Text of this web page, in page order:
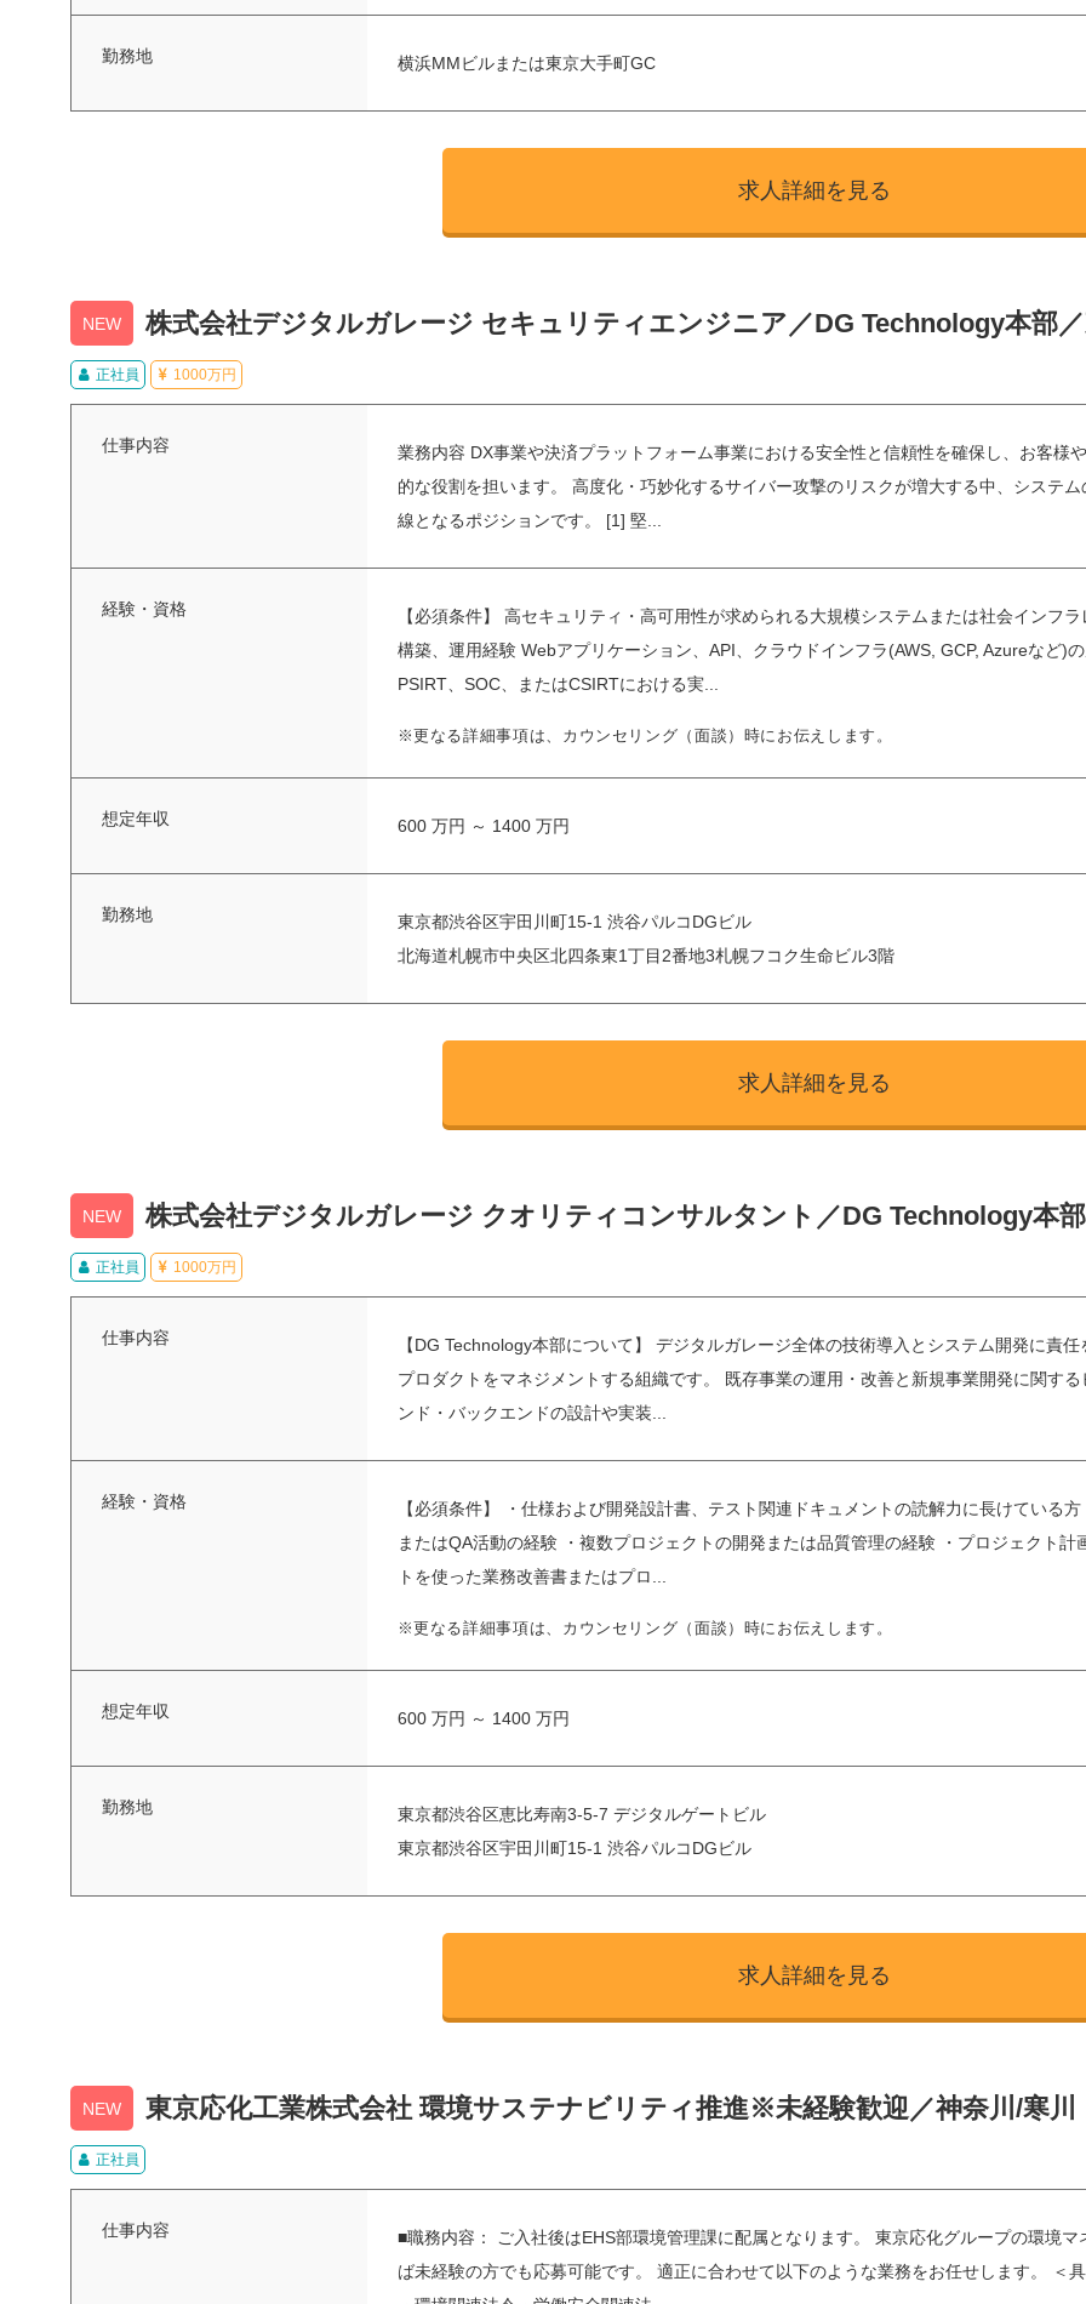
勤務地 横浜MMビルまたは東京大手町GC
求人詳細を見る
NEW 株式会社デジタルガレージ セキュリティエンジニア／DG Technology本部
正社員 1000万円
仕事内容
業務内容 DX事業や決済プラットフォーム事業における安全性と信頼性を確保し、お客様
的な役割を担います。 高度化・巧妙化するサイバー攻撃のリスクが増大する中、システ
線となるポジションです。 [1] 堅...
経験・資格
【必須条件】 高セキュリティ・高可用性が求められる大規模システムまたは社会インフ
構築、運用経験 Webアプリケーション、API、クラウドインフラ(AWS, GCP, Azureなど)
PSIRT、SOC、またはCSIRTにおける実...
※更なる詳細事項は、カウンセリング（面談）時にお伝えします。
想定年収 600 万円 ～ 1400 万円
勤務地
東京都渋谷区宇田川町15-1 渋谷パルコDGビル
北海道札幌市中央区北四条東1丁目2番地3札幌フコク生命ビル3階
求人詳細を見る
NEW 株式会社デジタルガレージ クオリティコンサルタント／DG Technology本
正社員 1000万円
仕事内容
【DG Technology本部について】 デジタルガレージ全体の技術導入とシステム開発に責
プロダクトをマネジメントする組織です。 既存事業の運用・改善と新規事業開発に関す
ンド・バックエンドの設計や実装...
経験・資格
【必須条件】 ・仕様および開発設計書、テスト関連ドキュメントの読解力に長けている
またはQA活動の経験 ・複数プロジェクトの開発または品質管理の経験 ・プロジェクト
トを使った業務改善書またはプロ...
※更なる詳細事項は、カウンセリング（面談）時にお伝えします。
想定年収 600 万円 ～ 1400 万円
勤務地
東京都渋谷区恵比寿南3-5-7 デジタルゲートビル
東京都渋谷区宇田川町15-1 渋谷パルコDGビル
求人詳細を見る
NEW 東京応化工業株式会社 環境サステナビリティ推進※未経験歓迎／神奈川/寒川
正社員
仕事内容
■職務内容： ご入社後はEHS部環境管理課に配属となります。 東京応化グループの環境
ば未経験の方でも応募可能です。 適正に合わせて以下のような業務をお任せします。 ＜